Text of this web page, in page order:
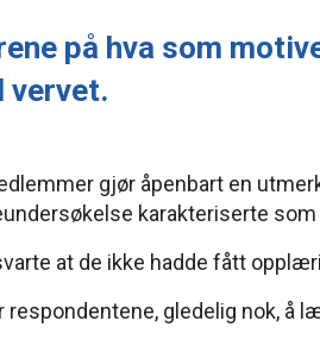
på hva som
vervet.
gjør åpenbart en
karakteriserte som
at de ikke hadde fått
respondentene, gledelig nok, å